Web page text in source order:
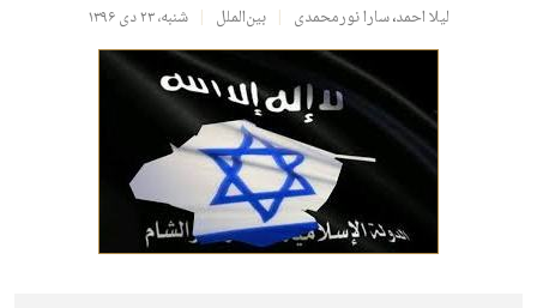
لیلا احمد،سارا نورمحمدی بین‌الملل شنبه، ۲۳ دی ۱۳۹۶